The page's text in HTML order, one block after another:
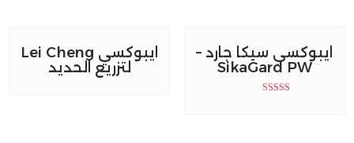
ايبوكسي سيكا جارد –
SikaGard PW
ايبوكسي Lei Cheng
لتزريع الحديد